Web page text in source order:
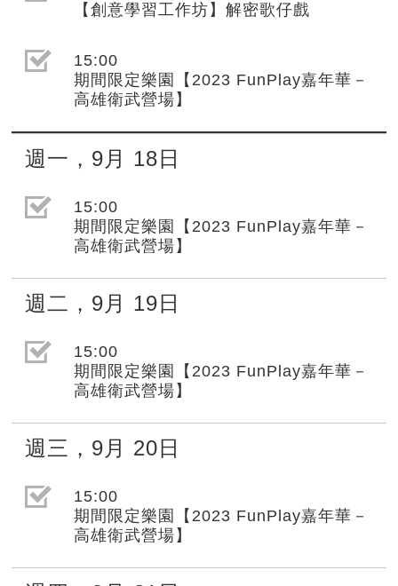
【創意學習工作坊】解密歌仔戲
選取節目(未勾選)
15:00
期間限定樂園【2023 FunPlay嘉年華－
高雄衛武營場】
週一 ， 9月 18日
選取節目(未勾選)
15:00
期間限定樂園【2023 FunPlay嘉年華－
高雄衛武營場】
週二 ， 9月 19日
選取節目(未勾選)
15:00
期間限定樂園【2023 FunPlay嘉年華－
高雄衛武營場】
週三 ， 9月 20日
選取節目(未勾選)
15:00
期間限定樂園【2023 FunPlay嘉年華－
高雄衛武營場】